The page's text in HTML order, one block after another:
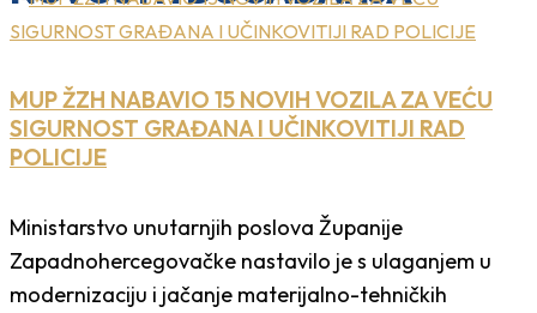
MUP ŽZH NABAVIO 15 NOVIH VOZILA ZA VEĆU
SIGURNOST GRAĐANA I UČINKOVITIJI RAD
POLICIJE
Ministarstvo unutarnjih poslova Županije
Zapadnohercegovačke nastavilo je s ulaganjem u
modernizaciju i jačanje materijalno-tehničkih